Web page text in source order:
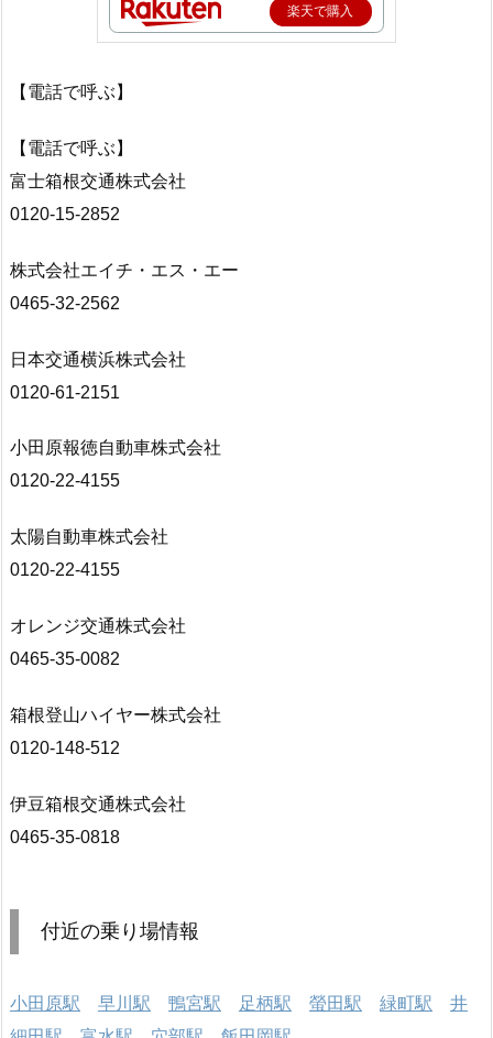
楽天で購入
【電話で呼ぶ】
【電話で呼ぶ】
富士箱根交通株式会社
0120-15-2852
株式会社エイチ・エス・エー
0465-32-2562
日本交通横浜株式会社
0120-61-2151
小田原報徳自動車株式会社
0120-22-4155
太陽自動車株式会社
0120-22-4155
オレンジ交通株式会社
0465-35-0082
箱根登山ハイヤー株式会社
0120-148-512
伊豆箱根交通株式会社
0465-35-0818
付近の乗り場情報
小田原駅 早川駅 鴨宮駅 足柄駅 螢田駅 緑町駅
井